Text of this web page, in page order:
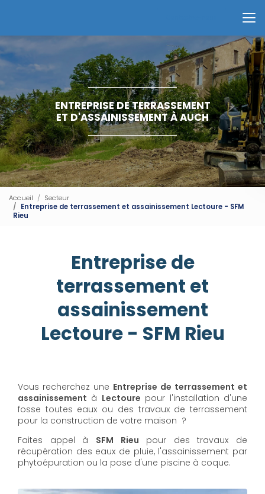
principal
ENTREPRISE DE TERRASSEMENT
ET D'ASSAINISSEMENT À AUCH
Accueil
Secteur
Entreprise de terrassement et assainissement Lectoure - SFM
Rieu
Entreprise de
terrassement et
assainissement
Lectoure - SFM Rieu
Vous recherchez une Entreprise de terrassement et
assainissement à Lectoure pour l'installation d'une
fosse toutes eaux ou des travaux de terrassement
pour la construction de votre maison ?
Faites appel à SFM Rieu pour des travaux de
récupération des eaux de pluie, l'assainissement par
phytoépuration ou la pose d'une piscine à coque.